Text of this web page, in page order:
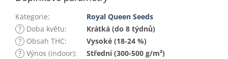
Kategorie:
Royal Queen Seeds
? Doba květu:
Krátká (do 8 týdnů)
? Obsah THC:
Vysoké (18-24 %)
? Výnos (indoor):
Střední (300-500 g/m²)